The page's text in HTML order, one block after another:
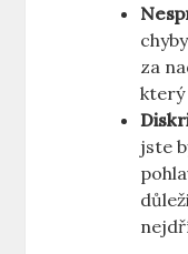
za
který
jste